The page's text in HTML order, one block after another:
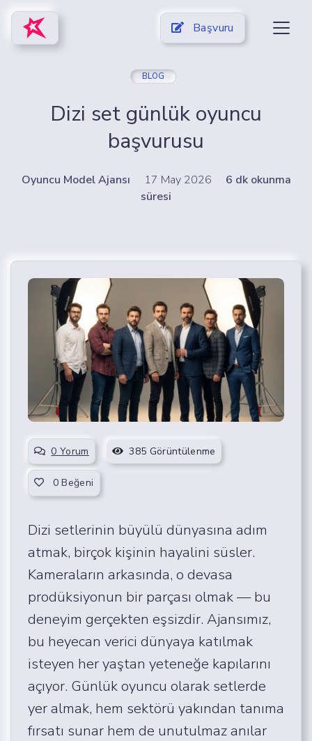
Başvuru
BLOG
Dizi set günlük oyuncu
başvurusu
Oyuncu Model Ajansı 17 May 2026
6 dk okunma
süresi
0 Yorum 385 Görüntülenme
0 Beğeni
Dizi setlerinin büyülü dünyasına adım
atmak, birçok kişinin hayalini süsler.
Kameraların arkasında, o devasa
prodüksiyonun bir parçası olmak — bu
deneyim gerçekten eşsizdir. Ajansımız,
bu heyecan verici dünyaya katılmak
isteyen her yaştan yeteneğe kapılarını
açıyor. Günlük oyuncu olarak setlerde
yer almak, hem sektörü yakından tanıma
fırsatı sunar hem de unutulmaz anılar